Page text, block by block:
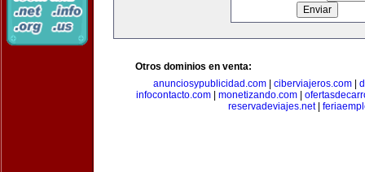
Otros dominios en venta:
anunciosypublicidad.com| ciberviajeros.com|
infocontacto.com
monetizando.com
reservadeviajes.net|